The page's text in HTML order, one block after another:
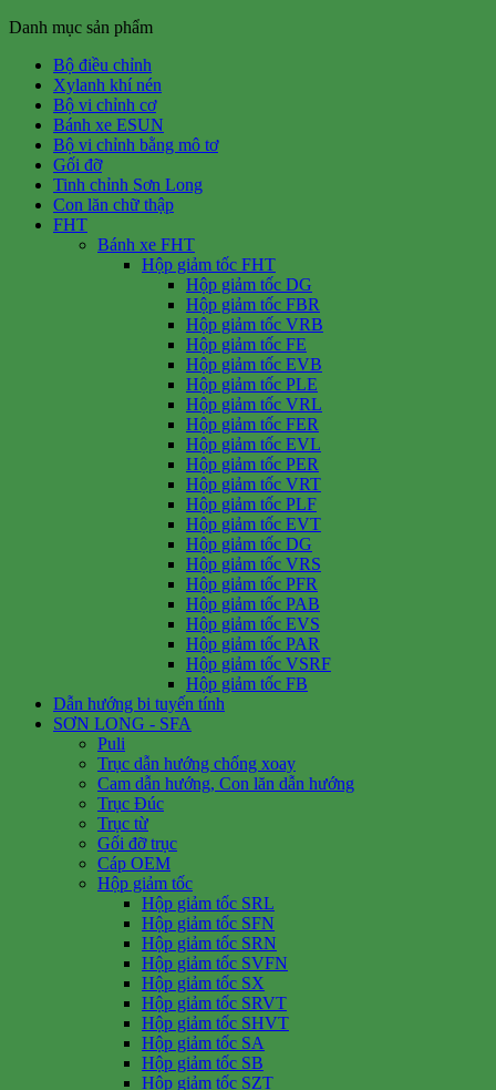
Danh mục sản phẩm
Bộ điều chỉnh
Xylanh khí nén
Bộ vi chỉnh cơ
Bánh xe ESUN
Bộ vi chỉnh bằng mô tơ
Gối đỡ
Tinh chỉnh Sơn Long
Con lăn chữ thập
FHT
Bánh xe FHT
Hộp giảm tốc FHT
Hộp giảm tốc DG
Hộp giảm tốc FBR
Hộp giảm tốc VRB
Hộp giảm tốc FE
Hộp giảm tốc EVB
Hộp giảm tốc PLE
Hộp giảm tốc VRL
Hộp giảm tốc FER
Hộp giảm tốc EVL
Hộp giảm tốc PER
Hộp giảm tốc VRT
Hộp giảm tốc PLF
Hộp giảm tốc EVT
Hộp giảm tốc DG
Hộp giảm tốc VRS
Hộp giảm tốc PFR
Hộp giảm tốc PAB
Hộp giảm tốc EVS
Hộp giảm tốc PAR
Hộp giảm tốc VSRF
Hộp giảm tốc FB
Dẫn hướng bi tuyến tính
SƠN LONG - SFA
Puli
Trục dẫn hướng chống xoay
Cam dẫn hướng, Con lăn dẫn hướng
Trục Đúc
Trục từ
Gối đỡ trục
Cáp OEM
Hộp giảm tốc
Hộp giảm tốc SRL
Hộp giảm tốc SFN
Hộp giảm tốc SRN
Hộp giảm tốc SVFN
Hộp giảm tốc SX
Hộp giảm tốc SRVT
Hộp giảm tốc SHVT
Hộp giảm tốc SA
Hộp giảm tốc SB
Hộp giảm tốc SZT